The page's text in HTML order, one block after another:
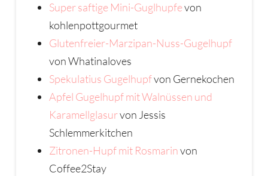
Super saftige Mini-Guglhupfevon
kohlenpottgourmet
Glutenfreier-Marzipan-Nuss-Gugelhupf
von Whatinaloves
Spekulatius Gugelhupfvon Gernekochen
Apfel Gugelhupf mit Walnüssen und
Karamellglasurvon Jessis
Schlemmerkitchen
Zitronen-Hupf mit Rosmarinvon
Coffee2Stay